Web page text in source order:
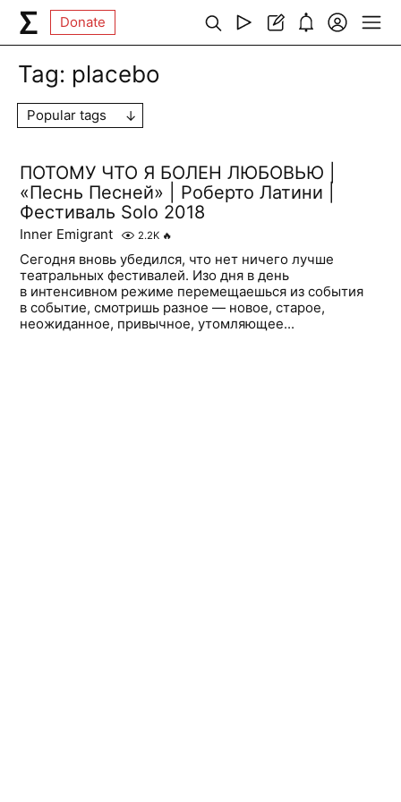
Donate
Tag: placebo
Popular tags
ПОТОМУ ЧТО Я БОЛЕН ЛЮБОВЬЮ |
«Песнь Песней» | Роберто Латини |
Фестиваль Solo 2018
Inner Emigrant 2.2K 🔥
Сегодня вновь убедился, что нет ничего лучше
театральных фестивалей. Изо дня в день
в интенсивном режиме перемещаешься из события
в событие, смотришь разное — новое, старое,
неожиданное, привычное, утомляющее...